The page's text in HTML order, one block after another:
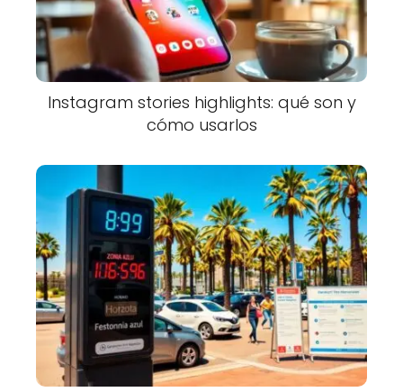
Instagram stories highlights: qué son y
cómo usarlos